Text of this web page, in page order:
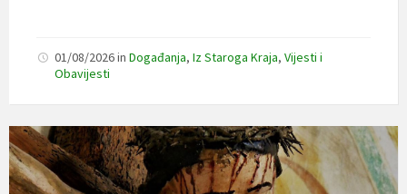
01/08/2026in Događanja, Iz Staroga Kraja, Vijesti i
Obavijesti